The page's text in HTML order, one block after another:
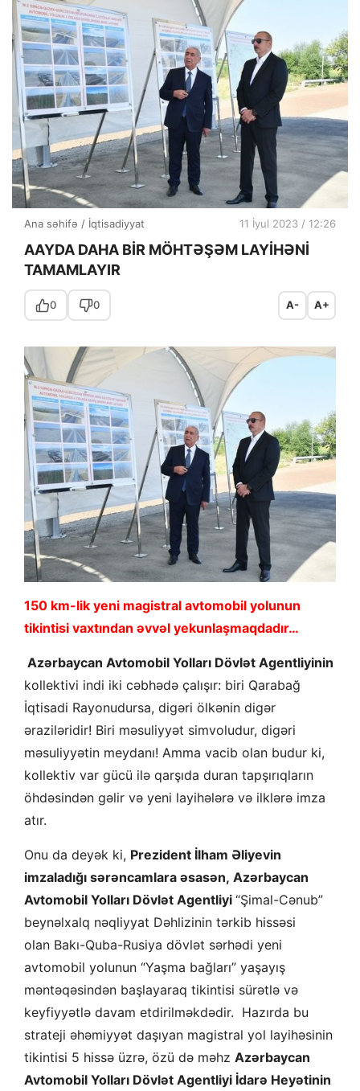
Ana səhifə / İqtisadiyyat 11 İyul 2023 / 12:26
AAYDA DAHA BİR MÖHTƏŞƏM LAYİHƏNİ
TAMAMLAYIR
0 0 A- A+
150 km-lik yeni magistral avtomobil yolunun
tikintisi vaxtından əvvəl yekunlaşmaqdadır…
Azərbaycan Avtomobil Yolları Dövlət Agentliyinin
kollektivi indi iki cəbhədə çalışır: biri Qarabağ
İqtisadi Rayonudursa, digəri ölkənin digər
əraziləridir! Biri məsuliyyət simvoludur, digəri
məsuliyyətin meydanı! Amma vacib olan budur ki,
kollektiv var gücü ilə qarşıda duran tapşırıqların
öhdəsindən gəlir və yeni layihələrə və ilklərə imza
atır.
Onu da deyək ki, Prezident İlham Əliyevin
imzaladığı sərəncamlara əsasən, Azərbaycan
Avtomobil Yolları Dövlət Agentliyi “Şimal-Cənub”
beynəlxalq nəqliyyat Dəhlizinin tərkib hissəsi
olan Bakı-Quba-Rusiya dövlət sərhədi yeni
avtomobil yolunun “Yaşma bağları” yaşayış
məntəqəsindən başlayaraq tikintisi sürətlə və
keyfiyyətlə davam etdirilməkdədir. Hazırda bu
strateji əhəmiyyət daşıyan magistral yol layihəsinin
tikintisi 5 hissə üzrə, özü də məhz Azərbaycan
Avtomobil Yolları Dövlət Agentliyi İdarə Heyətinin